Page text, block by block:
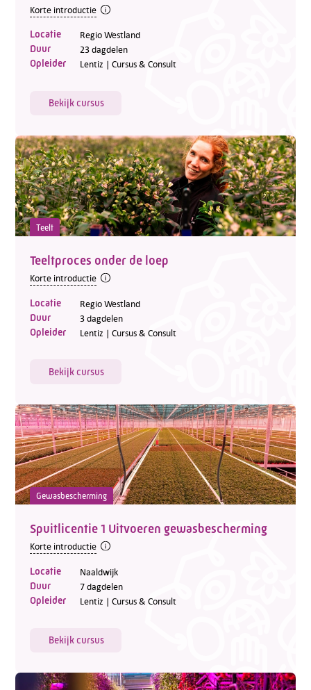
Korte introductie
Locatie Regio Westland
Duur 23 dagdelen
Opleider Lentiz | Cursus & Consult
Bekijk cursus
Teelt
Teeltproces onder de loep
Korte introductie
Locatie Regio Westland
Duur 3 dagdelen
Opleider Lentiz | Cursus & Consult
Bekijk cursus
Gewasbescherming
Spuitlicentie 1 Uitvoeren gewasbescherming
Korte introductie
Locatie Naaldwijk
Duur 7 dagdelen
Opleider Lentiz | Cursus & Consult
Bekijk cursus